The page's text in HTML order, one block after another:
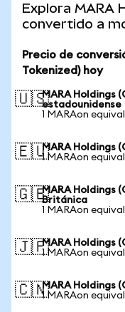
Explora MARA
convertido a
Precio de
Tokenized) hoy
🇺🇸MARA Holdings
estadounidense
1 MARAon
🇪🇺MARA Holdings
1 MARAon
🇬🇧MARA Holdings
Británica
1 MARAon
🇯🇵MARA Holdings
1 MARAon
🇨🇳MARA Holdings
1 MARAon